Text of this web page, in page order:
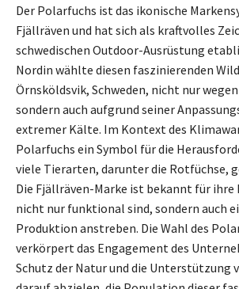
Der Polarfuchs ist das ikonische
Fjällräven und hat sich als kraftvolles
schwedischen Outdoor-Ausrüstung
Nordin wählte diesen faszinierenden
Örnsköldsvik, Schweden, nicht nur
sondern auch aufgrund seiner
extremer Kälte. Im Kontext des
Polarfuchs ein Symbol für die
viele Tierarten, darunter die Rotfüchse,
Die Fjällräven-Marke ist bekannt für ihre
nicht nur funktional sind, sondern auch
Produktion anstreben. Die Wahl des
verkörpert das Engagement des
Schutz der Natur und die Unterstützung